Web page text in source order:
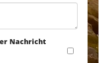
Nachricht